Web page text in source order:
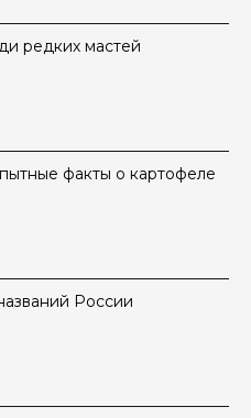
редких мастей
факты о картофеле
России